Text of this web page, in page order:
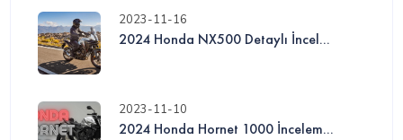
2023-11-16
2024 Honda NX500 Detaylı İncel...
2023-11-10
2024 Honda Hornet 1000 İncelem...